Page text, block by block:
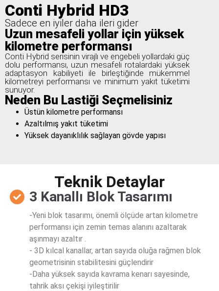
Conti Hybrid HD3
Sadece en iyiler daha ileri gider
Uzun mesafeli yollar için yüksek
kilometre performansı
Conti Hybrid serisinin virajlı ve engebeli yollardaki güç
dolu performansı, uzun mesafeli rotalardaki yüksek
adaptasyon kabiliyeti ile birleştiğinde mükemmel
kilometreyi performansı ve minimum yakıt tüketimi
sunuyor.
Neden Bu Lastiği Seçmelisiniz
Üstün kilometre performansı
Azaltılmış yakıt tüketimi
Yüksek dayanıklılık sağlayan gövde yapısı
Teknik Detaylar
3 Kanallı Blok Tasarımı
-Yeni blok tasarımı, önemli ölçüde artan kilometre
performansı için zemin temas alanını azaltarak
aşınmayı azaltır .
- 3D kılcal kanallar, artan sayıda oluğa rağmen blok
geometrisinin stabilitesini güçlendirir
-Daha yüksek sayıda kavrama kenarı sayesinde,
tahrik aksı çekişi iyileştirilir